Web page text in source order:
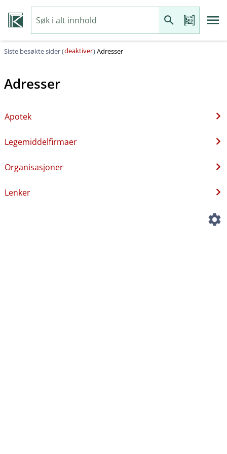
Siste besøkte sider (deaktiver)Adresser
Adresser
Apotek
Legemiddelfirmaer
Organisasjoner
Lenker